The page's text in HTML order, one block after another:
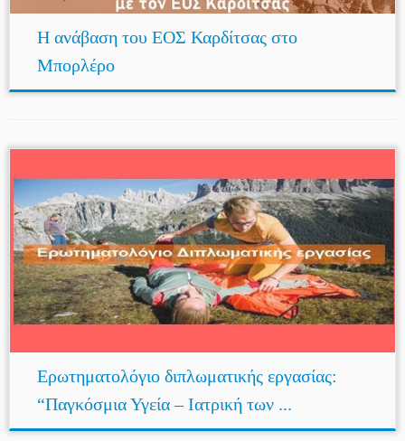
Η ανάβαση του ΕΟΣ Καρδίτσας στο
Μπορλέρο
Ερωτηματολόγιο διπλωματικής εργασίας:
“Παγκόσμια Υγεία – Ιατρική των ...